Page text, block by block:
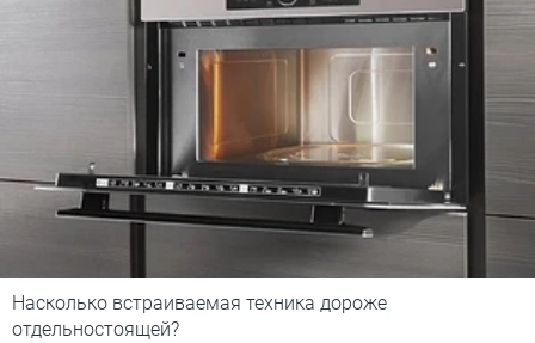
Насколько встраиваемая техника дороже
отдельностоящей?